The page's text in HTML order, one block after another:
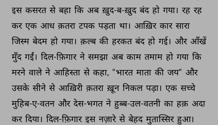
इस कसरत से बहा कि अब ख़ुद-ब-ख़ुद बंद हो गया। रह रह
कर एक आध क़तरा टपक पड़ता था। आख़िर कार सारा
जिस्म बेदम हो गया। क़ल्ब की हरकत बंद हो गई। और आँखें
मुँद गईं। दिल-फ़िगार ने समझा अब काम तमाम हो गया कि
मरने वाले ने आहिस्ता से कहा, “भारत माता की जय” और
उसके सीने से आख़िरी क़तरा ख़ून निकल पड़ा। एक सच्चे
मुहिब-ए-वतन और देस-भगत ने हुब्ब-उल-वतनी का हक़ अदा
कर दिया। दिल-फ़िगार इस नज़ारे से बेहद मुतास्सिर हुआ।